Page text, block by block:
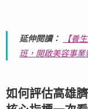
延伸閱讀：
【養
班，開啟美容事業
如何評估高雄